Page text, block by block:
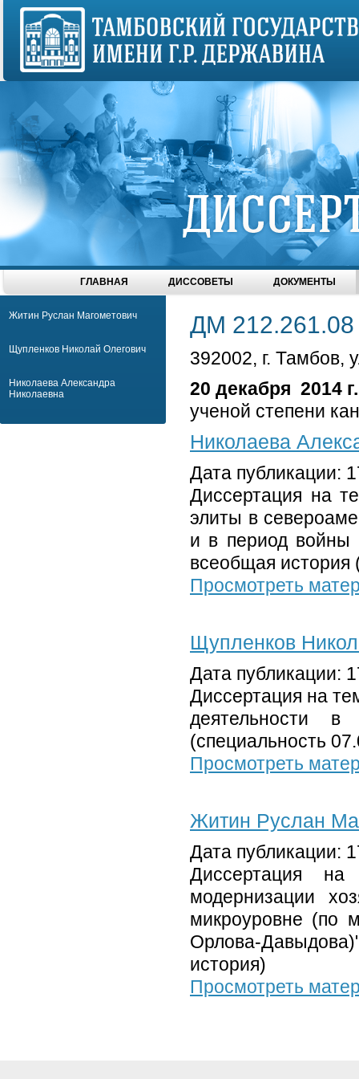
ГЛАВНАЯ ДИССОВЕТЫ ДОКУМЕНТЫ
Житин Руслан Магометович
Щупленков Николай Олегович
Николаева Александра
Николаевна
ДМ 212.261.08
392002, г. Тамбов,
20 декабря 2014 г.
ученой степени
Николаева
Дата публикации:
Диссертация на
элиты в
и в период войны
всеобщая история
Просмотреть
Щупленков
Дата публикации:
Диссертация на
деятельности в
(специальность
Просмотреть
Житин Руслан
Дата публикации:
Диссертация на
модернизации
микроуровне (по
Орлова-
история)
Просмотреть